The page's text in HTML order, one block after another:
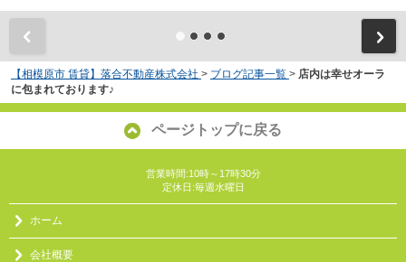
【相模原市 賃貸】落合不動産株式会社 > ブログ記事一覧 > 店内は幸せオーラ
に包まれております♪
ページトップに戻る
営業時間:10時～17時30分
定休日:毎週水曜日
ホーム
会社概要